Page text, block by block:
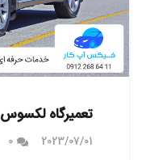
تعمیرگاه لکسوس RX350
2023/07/01
0